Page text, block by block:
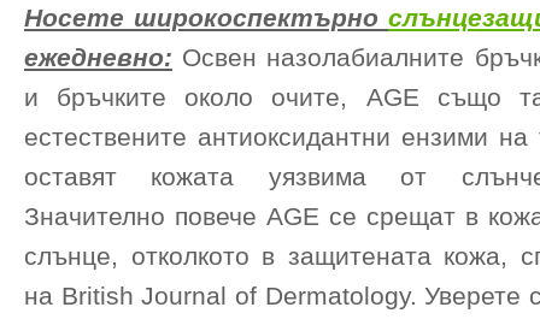
Носете широкоспектърно
ежедневно: Освен назолабиалните
и бръчките около очите, AGE също
естествените антиоксидантни ензими на
оставят кожата уязвима от
Значително повече AGE се срещат в
слънце, отколкото в защитената кожа,
на British Journal of Dermatology. Уверете